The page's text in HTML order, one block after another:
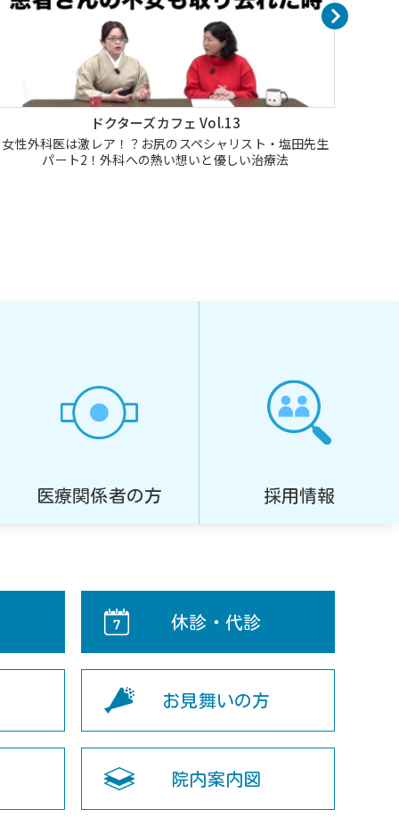
ドクターズカフェ Vol.13
女性外科医は激レア！？お尻のスペシャリスト・塩田先生
パート2！外科への熱い想いと優しい治療法
医療関係者の方 採用情報
休診・代診
お見舞いの方
院内案内図